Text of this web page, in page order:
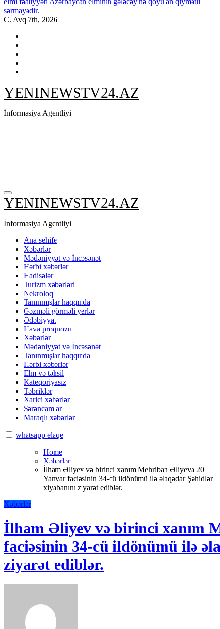
sərmayədir.
C. Avq 7th, 2026
YENINEWSTV24.AZ
İnformasiya Agentliyi
YENINEWSTV24.AZ
İnformasiya Agentliyi
Ana sehife
Xəbərlər
Mədəniyyət və İncəsənət
Hərbi xəbərlər
Hadisələr
Turizm xəbərləri
Nekroloq
Tanınmışlar haqqında
Gəzməli görməli yerlər
Ədəbiyyat
Hava proqnozu
Xəbərlər
Mədəniyyət və İncəsənət
Tanınmışlar haqqında
Hərbi xəbərlər
Elm və təhsil
Kateqoriyasız
Təbriklər
Xarici xəbərlər
Sərəncamlar
Maraqlı xəbərlər
whatsapp elaqe
Home
Xəbərlər
İlham Əliyev və birinci xanım Mehriban Əliyeva 20
Yanvar faciəsinin 34-cü ildönümü ilə əlaqədar Şəhidlər
xiyabanını ziyarət ediblər.
Xəbərlər
İlham Əliyev və birinci xanım
faciəsinin 34-cü ildönümü ilə
ziyarət ediblər.